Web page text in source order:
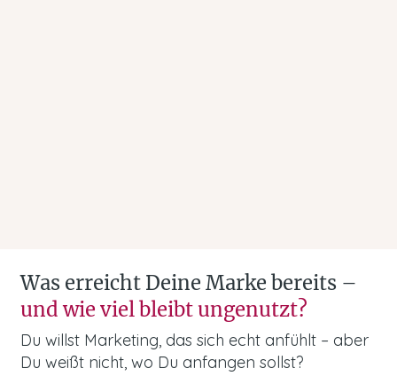
Was erreicht Deine Marke bereits –
und wie viel bleibt ungenutzt?
Du willst Marketing, das sich echt anfühlt – aber
Du weißt nicht, wo Du anfangen sollst?